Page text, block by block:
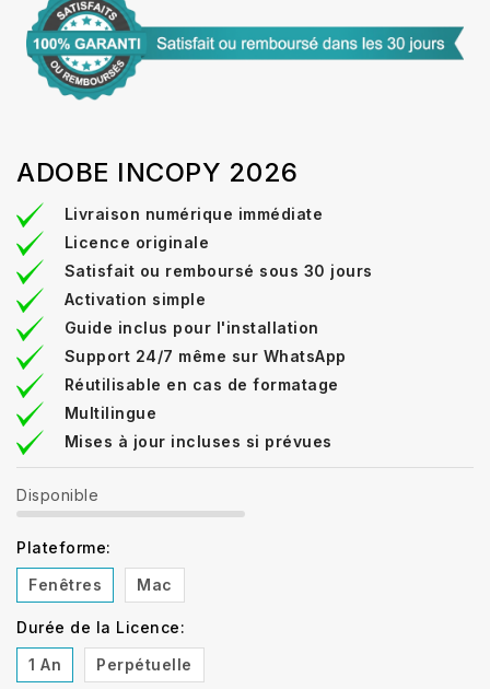
ADOBE INCOPY 2026
Livraison numérique immédiate
Licence originale
Satisfait ou remboursé sous 30 jours
Activation simple
Guide inclus pour l'installation
Support 24/7 même sur WhatsApp
Réutilisable en cas de formatage
Multilingue
Mises à jour incluses si prévues
Disponible
Plateforme:
Fenêtres
Mac
Durée de la Licence:
1 An
Perpétuelle